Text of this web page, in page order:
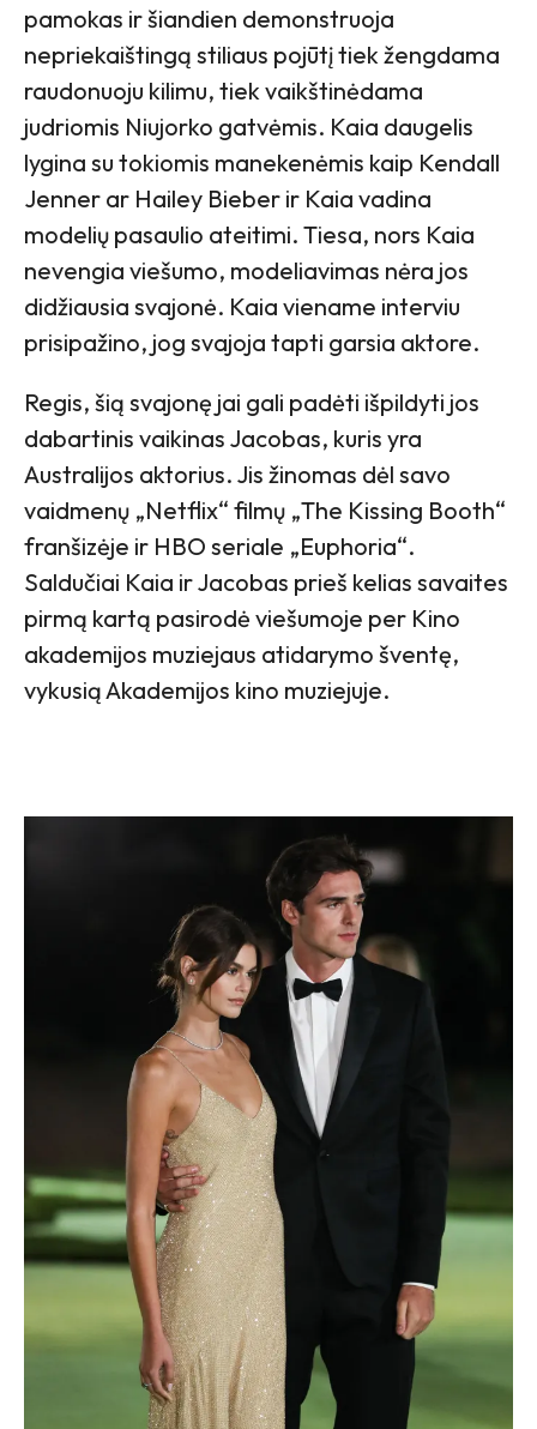
pamokas ir šiandien demonstruoja
nepriekaištingą stiliaus pojūtį tiek žengdama
raudonuoju kilimu, tiek vaikštinėdama
judriomis Niujorko gatvėmis. Kaia daugelis
lygina su tokiomis manekenėmis kaip Kendall
Jenner ar Hailey Bieber ir Kaia vadina
modelių pasaulio ateitimi. Tiesa, nors Kaia
nevengia viešumo, modeliavimas nėra jos
didžiausia svajonė. Kaia viename interviu
prisipažino, jog svajoja tapti garsia aktore.
Regis, šią svajonę jai gali padėti išpildyti jos
dabartinis vaikinas Jacobas, kuris yra
Australijos aktorius. Jis žinomas dėl savo
vaidmenų „Netflix“ filmų „The Kissing Booth“
franšizėje ir HBO seriale „Euphoria“.
Saldučiai Kaia ir Jacobas prieš kelias savaites
pirmą kartą pasirodė viešumoje per Kino
akademijos muziejaus atidarymo šventę,
vykusią Akademijos kino muziejuje.